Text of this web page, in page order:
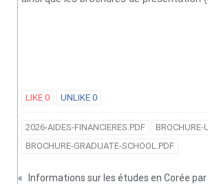
LIKE 0 UNLIKE 0
2026-AIDES-FINANCIERES.PDF
BROCHURE-
BROCHURE-GRADUATE-SCHOOL.PDF
«